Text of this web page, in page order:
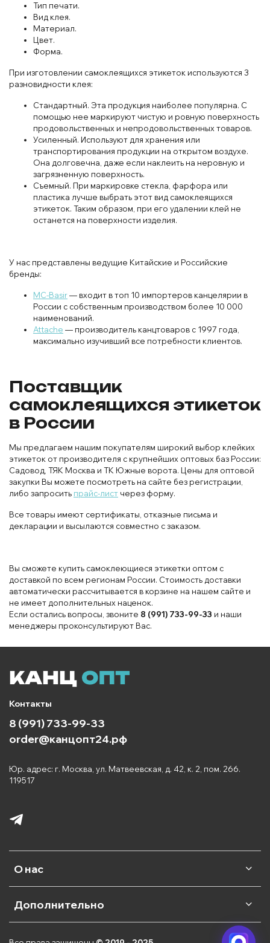
Тип печати.
Вид клея.
Материал.
Цвет.
Форма.
При изготовлении самоклеящихся этикеток используются 3
разновидности клея:
Стандартный. Эта продукция наиболее популярна. С
помощью нее маркируют чистую и ровную поверхность
продовольственных и непродовольственных товаров.
Усиленный. Используют для хранения или
транспортирования продукции на открытом воздухе.
Она долговечна, даже если наклеить на неровную и
загрязненную поверхность.
Съемный. При маркировке стекла, фарфора или
пластика лучше выбрать этот вид самоклеящихся
этикеток. Таким образом, при его удалении клей не
останется на поверхности изделия.
У нас представлены ведущие Китайские и Российские
бренды:
MC-Basir— входит в топ 10 импортеров канцелярии в
России с собственным производством более 10 000
наименований.
Attache — производитель канцтоваров с 1997 года,
максимально изучивший все потребности клиентов.
Поставщик
самоклеящихся этикеток
в России
Мы предлагаем нашим покупателям широкий выбор клейких
этикеток от производителя с крупнейших оптовых баз России:
Садовод, ТЯК Москва и ТК Южные ворота. Цены для оптовой
закупки Вы можете посмотреть на сайте без регистрации,
либо запросить прайс-лист через форму.
Все товары имеют сертификаты, отказные письма и
декларации и высылаются совместно с заказом.
Вы сможете купить самоклеющиеся этикетки оптом с
доставкой по всем регионам России. Стоимость доставки
автоматически рассчитывается в корзине на нашем сайте и
не имеет дополнительных наценок.
Если остались вопросы, звоните 8 (991) 733-99-33 и наши
менеджеры проконсультируют Вас.
О нас
Дополнительно
Контакты
8 (991) 733-99-33
order@канцопт24.рф
Юр. адрес: г. Москва, ул. Матвеевская, д. 42, к. 2, пом. 266.
119517